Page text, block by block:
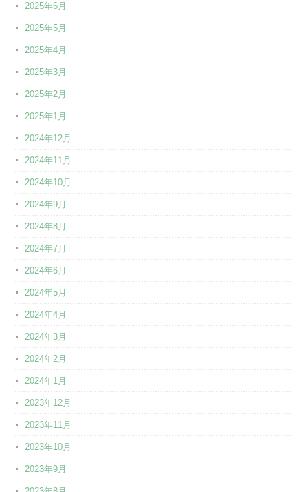
2025年6月
2025年5月
2025年4月
2025年3月
2025年2月
2025年1月
2024年12月
2024年11月
2024年10月
2024年9月
2024年8月
2024年7月
2024年6月
2024年5月
2024年4月
2024年3月
2024年2月
2024年1月
2023年12月
2023年11月
2023年10月
2023年9月